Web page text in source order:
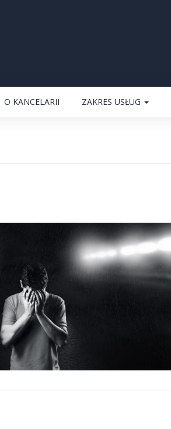
O KANCELARII ZAKRES USŁUG